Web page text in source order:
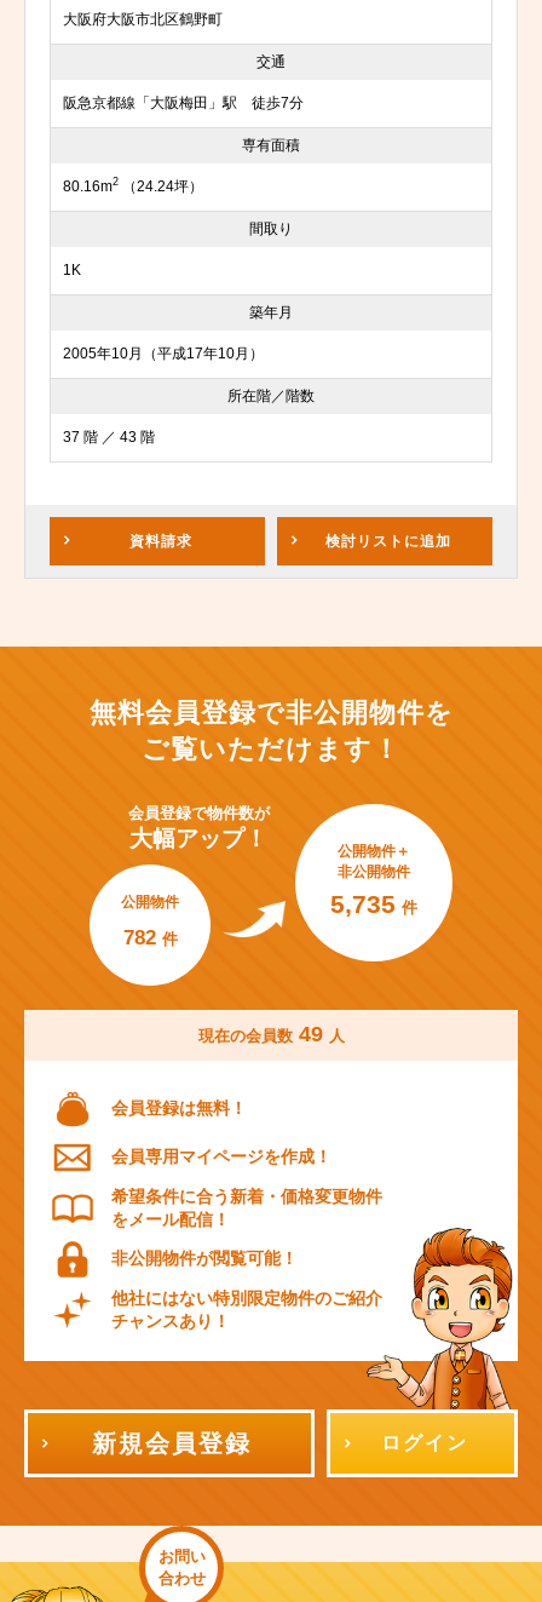
大阪府大阪市北区鶴野町
交通
阪急京都線「大阪梅田」駅 徒歩7分
専有面積
80.16m2 （24.24坪）
間取り
1K
築年月
2005年10月（平成17年10月）
所在階／階数
37 階 ／ 43 階
資料請求 検討リスト に追加
無料会員登録で非公開物件を
ご覧いただけます！
会員登録で物件数が
大幅アップ！
公開物件
782 件
公開物件＋
非公開物件
5,735 件
現在の会員数 49 人
会員登録は無料！
会員専用マイページを作成！
希望条件に合う新着・価格変更物件
をメール配信！
非公開物件が閲覧可能！
他社にはない特別限定物件のご紹介
チャンスあり！
新規会員登録 ログイン
お問い
合わせ